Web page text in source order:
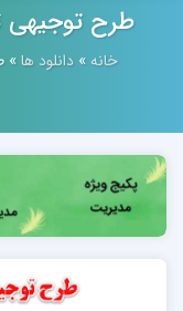
طرح توجیهی
خانه»دانلود ها»